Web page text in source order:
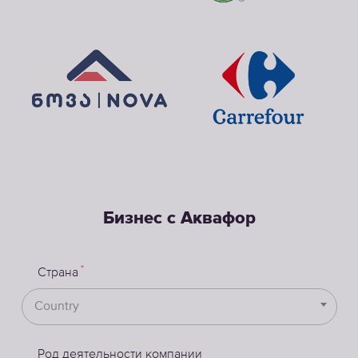
Бизнес с Аквафор
Страна *
Country
Род деятельности компании